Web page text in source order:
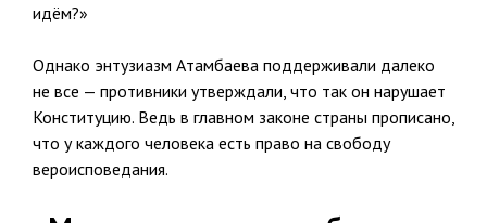
идём?»
Однако энтузиазм Атамбаева поддерживали далеко
не все — противники утверждали, что так он нарушает
Конституцию. Ведь в главном законе страны прописано,
что у каждого человека есть право на свободу
вероисповедания.